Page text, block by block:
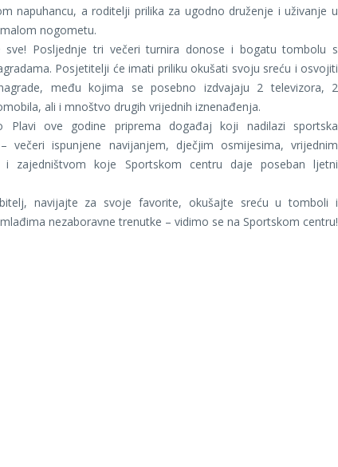
napuhancu, a roditelji prilika za ugodno druženje i uživanje u
nogometu.
Posljednje tri večeri turnira donose i bogatu tombolu s
Posjetitelji će imati priliku okušati svoju sreću i osvojiti
među kojima se posebno izdvajaju 2 televizora, 2
ali i mnoštvo drugih vrijednih iznenađenja.
Plavi ove godine priprema događaj koji nadilazi sportska
večeri ispunjene navijanjem, dječjim osmijesima, vrijednim
i zajedništvom koje Sportskom centru daje poseban ljetni
navijajte za svoje favorite, okušajte sreću u tomboli i
nezaboravne trenutke – vidimo se na Sportskom centru!